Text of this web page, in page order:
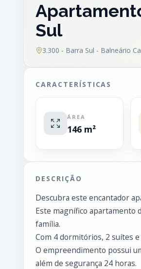
Sul
3.300 - Barra Sul - Balneário
CARACTERÍSTICAS
ÁREA
146 m²
DESCRIÇÃO
Descubra este encantador
Este magnífico apartamento
família.
Com 4 dormitórios, 2 suítes
O empreendimento possui
além de segurança 24 horas.